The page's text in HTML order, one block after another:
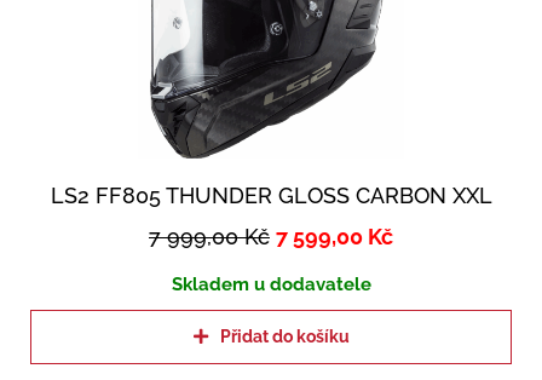
LS2 FF805 THUNDER GLOSS CARBON XXL
7 999,00Kč 7 599,00 Kč
Skladem u dodavatele
Přidat do košíku